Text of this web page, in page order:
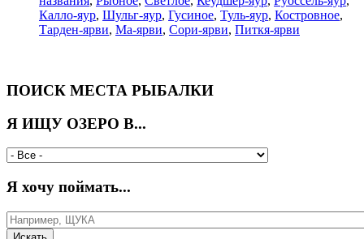
Калло-яур, Шульг-яур, Гусиное, Туль-яур, Костровное,
Тарден-ярви, Ма-ярви, Сори-ярви, Питкя-ярви
ПОИСК МЕСТА РЫБАЛКИ
Я ИЩУ ОЗЕРО В...
Я хочу поймать...